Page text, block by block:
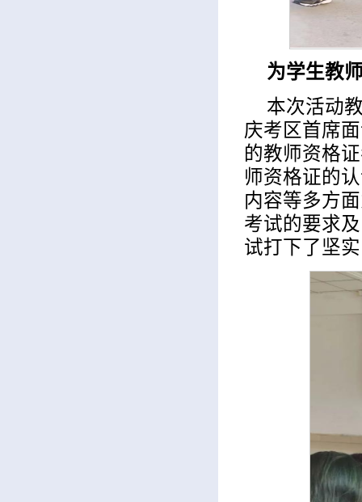
为学生教
本次活动
庆考区首席
的教师资格
师资格证的
内容等多方
考试的要求
试打下了坚